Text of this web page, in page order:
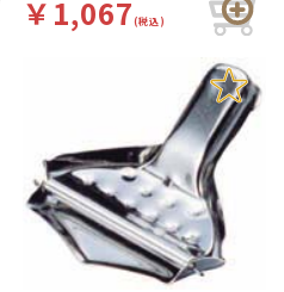
￥1,067(税込)